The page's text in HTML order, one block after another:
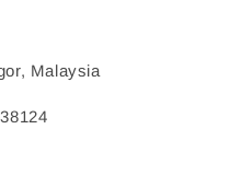
Malaysia